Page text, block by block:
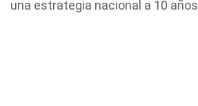
una estrategia nacional a 10 años